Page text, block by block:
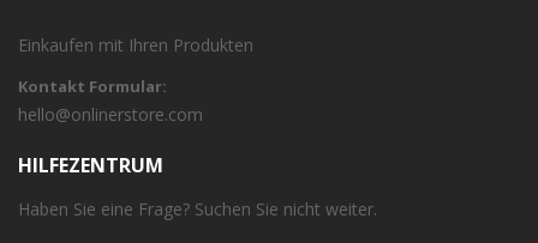
Einkaufen mit Ihren Produkten
Kontakt Formular:
hello@onlinerstore.com
HILFEZENTRUM
Haben Sie eine Frage? Suchen Sie nicht weiter.